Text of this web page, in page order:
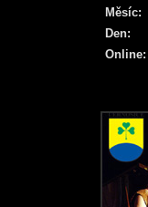
Online:
Měsíc:
Den: